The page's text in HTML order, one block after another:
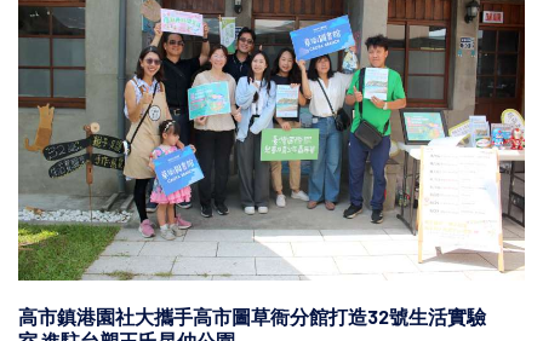
高市鎮港園社大攜手高市圖草衙分館打造32號生活實驗